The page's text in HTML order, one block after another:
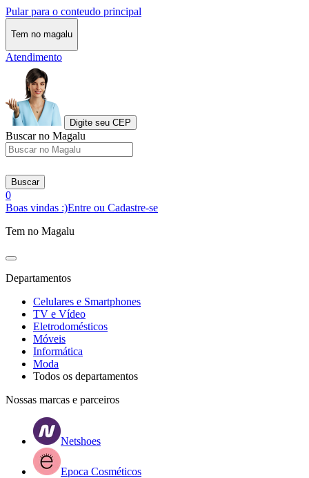
Pular para o conteudo principal
Tem no magalu
Atendimento
Digite seu CEP
Buscar no Magalu
Buscar
0
Boas vindas :)Entre ou Cadastre-se
Tem no Magalu
Departamentos
Celulares e Smartphones
TV e Vídeo
Eletrodomésticos
Móveis
Informática
Moda
Todos os departamentos
Nossas marcas e parceiros
Netshoes
Epoca Cosméticos